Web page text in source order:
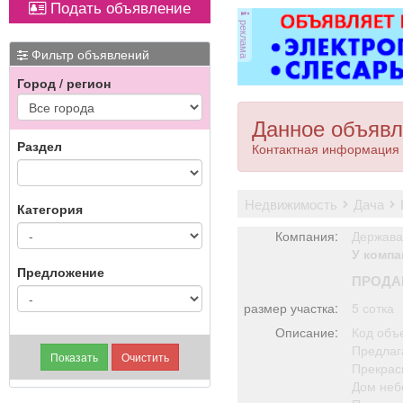
ковер»).
Вывоз мусора.
Подать объявление
Фильтр объявлений
Город / регион
Раздел
Категория
Предложение
реклама
Данное
Контактная информация
недвижимость дача
Компания:
У
размер участка:
5 сотка
Описание:
Код
Дом